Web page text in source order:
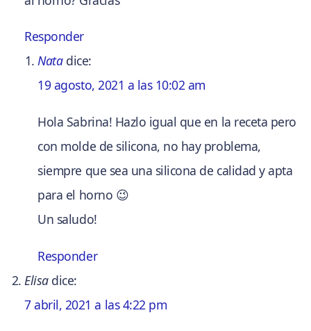
Responder
Nata dice:
19 agosto, 2021 a las 10:02 am
Hola Sabrina! Hazlo igual que en la receta pero
con molde de silicona, no hay problema,
siempre que sea una silicona de calidad y apta
para el horno 😉
Un saludo!
Responder
Elisa dice:
7 abril, 2021 a las 4:22 pm